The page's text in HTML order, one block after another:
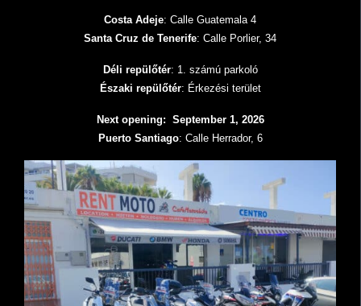
Costa Adeje: Calle Guatemala 4
Santa Cruz de Tenerife: Calle Porlier, 34
Déli repülőtér: 1. számú parkoló
Északi repülőtér: Érkezési terület
Next opening: September 1, 2026
Puerto Santiago: Calle Herrador, 6